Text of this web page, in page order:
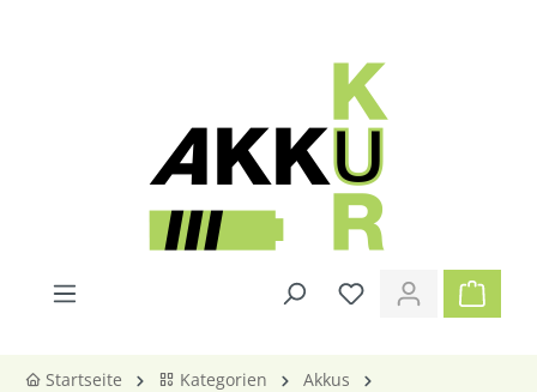
Startseite Kategorien
Akkus